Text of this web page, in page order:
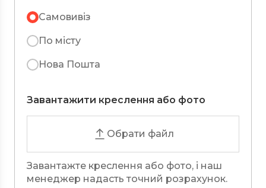
Самовивіз
По місту
Нова Пошта
Завантажити креслення або фото
Обрати файл
Завантажте креслення або фото, і наш
менеджер надасть точний розрахунок.